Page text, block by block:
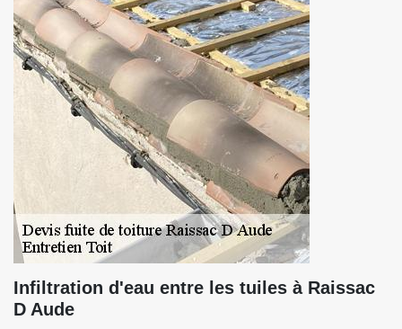
Infiltration d'eau entre les tuiles à Raissac
D Aude